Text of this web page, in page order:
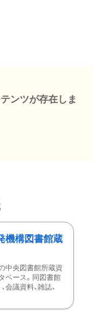
ンツが存在しま
機構図書館蔵
中央図書館所蔵資
ベース。同図書館
会議資料、雑誌、